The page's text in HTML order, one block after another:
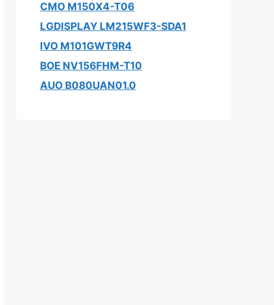
CMO M150X4-T06
LGDISPLAY LM215WF3-SDA1
IVO M101GWT9R4
BOE NV156FHM-T10
AUO B080UAN01.0